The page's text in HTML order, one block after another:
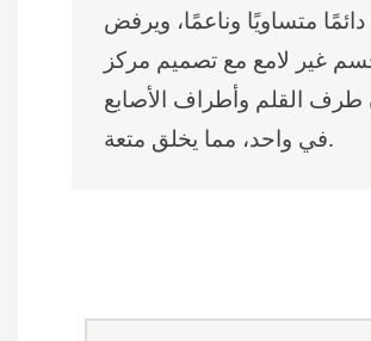
متساويًا وناعمًا، ويرفض
غير لامع مع تصميم مركز
القلم وأطراف الأصابع
في واحد، مما يخلق متعة.